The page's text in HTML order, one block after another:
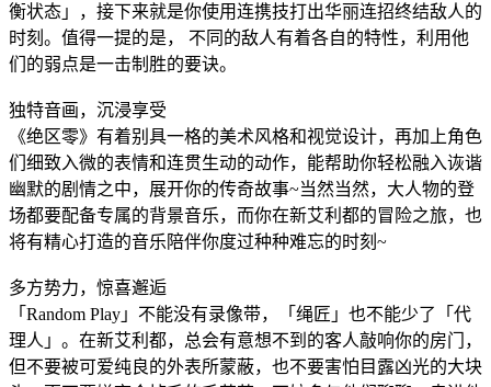
衡状态」，接下来就是你使用连携技打出华丽连招终结敌人的
时刻。值得一提的是， 不同的敌人有着各自的特性，利用他
们的弱点是一击制胜的要诀。
独特音画，沉浸享受
《绝区零》有着别具一格的美术风格和视觉设计，再加上角色
们细致入微的表情和连贯生动的动作，能帮助你轻松融入诙谐
幽默的剧情之中，展开你的传奇故事~当然当然，大人物的登
场都要配备专属的背景音乐，而你在新艾利都的冒险之旅，也
将有精心打造的音乐陪伴你度过种种难忘的时刻~
多方势力，惊喜邂逅
「Random Play」不能没有录像带，「绳匠」也不能少了「代
理人」。在新艾利都，总会有意想不到的客人敲响你的房门，
但不要被可爱纯良的外表所蒙蔽，也不要害怕目露凶光的大块